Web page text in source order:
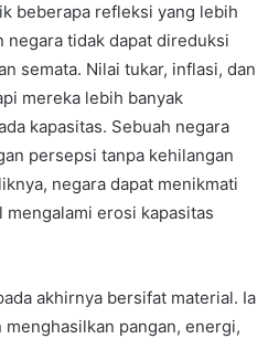
beberapa refleksi yang lebih
negara tidak dapat direduksi
semata. Nilai tukar, inflasi, dan
mereka lebih banyak
kapasitas. Sebuah negara
persepsi tanpa kehilangan
negara dapat menikmati
erosi kapasitas
akhirnya bersifat material. Ia
pangan, energi,